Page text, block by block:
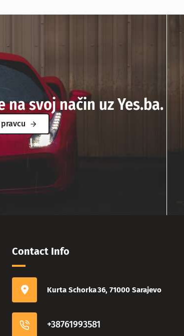
svoj način uz Yes.ba.
Contact Info
Kurta Schorka 36, 71000 Sarajevo
+38761993581